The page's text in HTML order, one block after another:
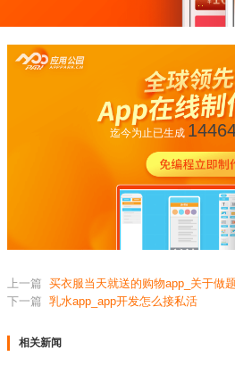
迄今为止已生成
上一篇 买衣服当天就送的购物app_关于做
下一篇 乳水app_app开发怎么接私活
相关新闻